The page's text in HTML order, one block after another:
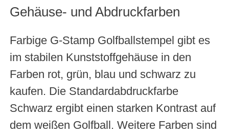
Gehäuse- und Abdruckfarben
Farbige G-Stamp Golfballstempel gibt es
im stabilen Kunststoffgehäuse in den
Farben rot, grün, blau und schwarz zu
kaufen. Die Standardabdruckfarbe
Schwarz ergibt einen starken Kontrast auf
dem weißen Golfball. Weitere Farben sind